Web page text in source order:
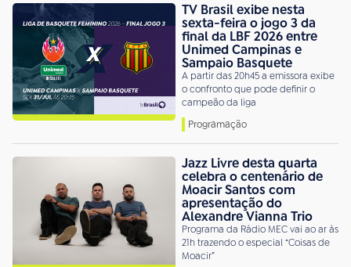
TV Brasil exibe nesta
sexta-feira o jogo 3 da
final da LBF 2026 entre
Unimed Campinas e
Sampaio Basquete
A partir das 20h45 a emissora exibe
o confronto que pode definir o
campeão da liga
Programação
Jazz Livre desta quarta
celebra o centenário de
Moacir Santos com
apresentação do
Alexandre Vianna Trio
Programa da Rádio MEC vai ao ar às
21h trazendo o especial “Coisas de
Moacir”